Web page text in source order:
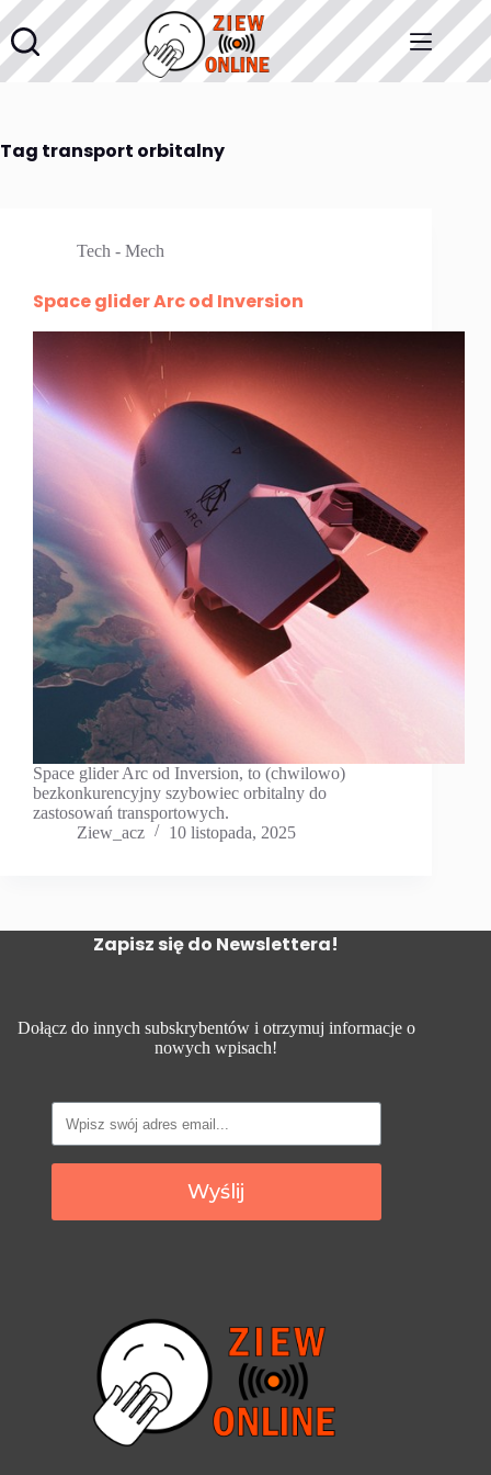
Przejdź
do
treści
Tag transport orbitalny
Tech - Mech
Space glider Arc od Inversion
Space glider Arc od Inversion, to (chwilowo)
bezkonkurencyjny szybowiec orbitalny do
zastosowań transportowych.
Ziew_acz
10 listopada, 2025
Zapisz się do Newslettera!
Dołącz do innych subskrybentów i otrzymuj informacje o
nowych wpisach!
Wyślij